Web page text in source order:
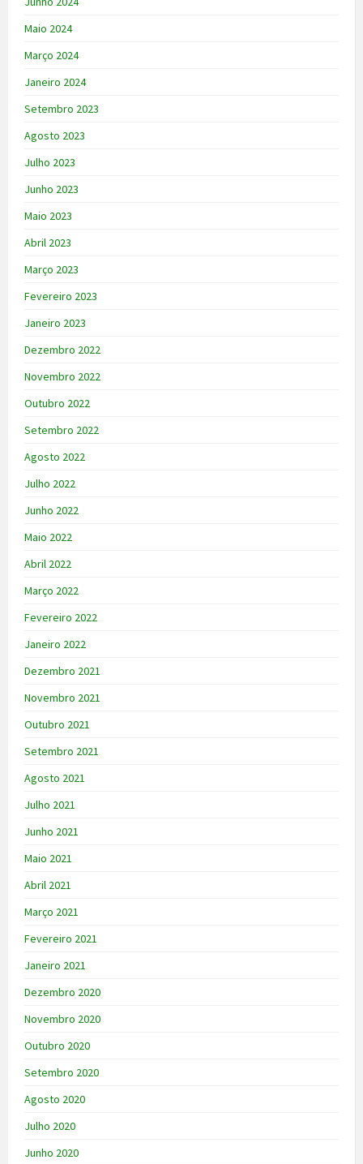
Maio 2024
Março 2024
Janeiro 2024
Setembro 2023
Agosto 2023
Julho 2023
Junho 2023
Maio 2023
Abril 2023
Março 2023
Fevereiro 2023
Janeiro 2023
Dezembro 2022
Novembro 2022
Outubro 2022
Setembro 2022
Agosto 2022
Julho 2022
Junho 2022
Maio 2022
Abril 2022
Março 2022
Fevereiro 2022
Janeiro 2022
Dezembro 2021
Novembro 2021
Outubro 2021
Setembro 2021
Agosto 2021
Julho 2021
Junho 2021
Maio 2021
Abril 2021
Março 2021
Fevereiro 2021
Janeiro 2021
Dezembro 2020
Novembro 2020
Outubro 2020
Setembro 2020
Agosto 2020
Julho 2020
Junho 2020